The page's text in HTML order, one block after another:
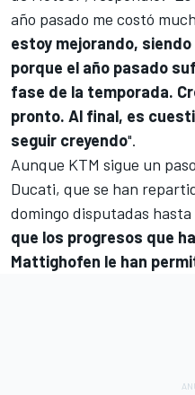
año pasado me costó
estoy mejorando,
porque el año pasado
fase de la temporada.
pronto. Al final, es
seguir creyendo".
Aunque KTM sigue un
Ducati, que se han
domingo disputadas hasta
que los progresos que
Mattighofen le han